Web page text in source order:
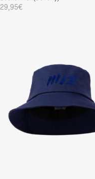
29,95€